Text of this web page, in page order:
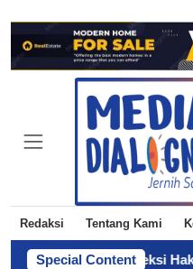
Redaksi Tentang Kami
Special Content
Buka Seleksi Hakim Ad